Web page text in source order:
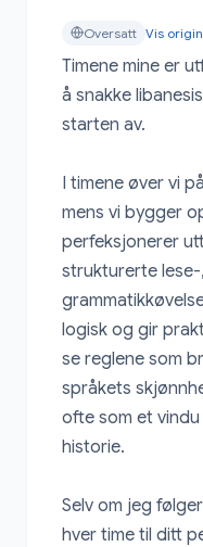
Oversatt Vis
Timene mine er
å snakke
starten av.
I timene øver vi
mens vi bygger
perfeksjonerer
strukturerte
logisk og gir
se reglene som
språkets
ofte som et vindu
historie.
Selv om jeg
hver time til ditt